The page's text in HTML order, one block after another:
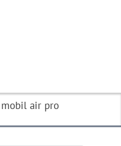
air pro